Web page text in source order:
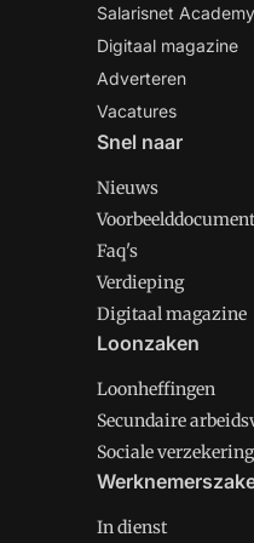
Salarisnet Academy
Digitaal magazine
Adverteren
Vacatures
Snel naar
Nieuws
Faq's
Verdieping
Digitaal magazine
Loonzaken
Loonheffingen
Secundaire
Sociale
In dienst